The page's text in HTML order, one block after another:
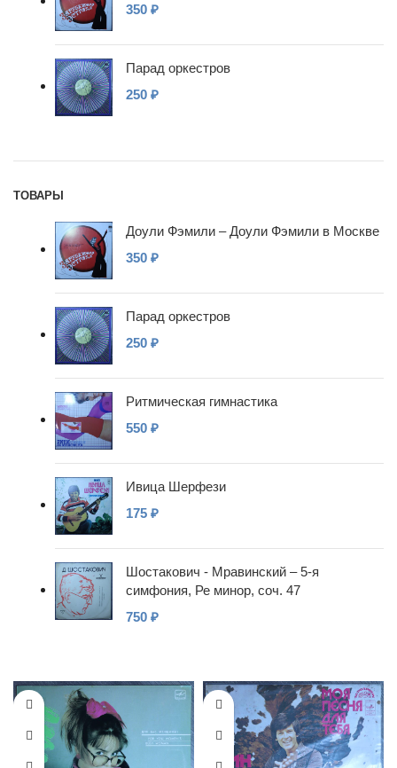
350 ₽
Парад оркестров
250 ₽
ТОВАРЫ
Доули Фэмили – Доули Фэмили в Москве
350 ₽
Парад оркестров
250 ₽
Ритмическая гимнастика
550 ₽
Ивица Шерфези
175 ₽
Шостакович - Мравинский – 5-я
симфония, Ре минор, соч. 47
750 ₽